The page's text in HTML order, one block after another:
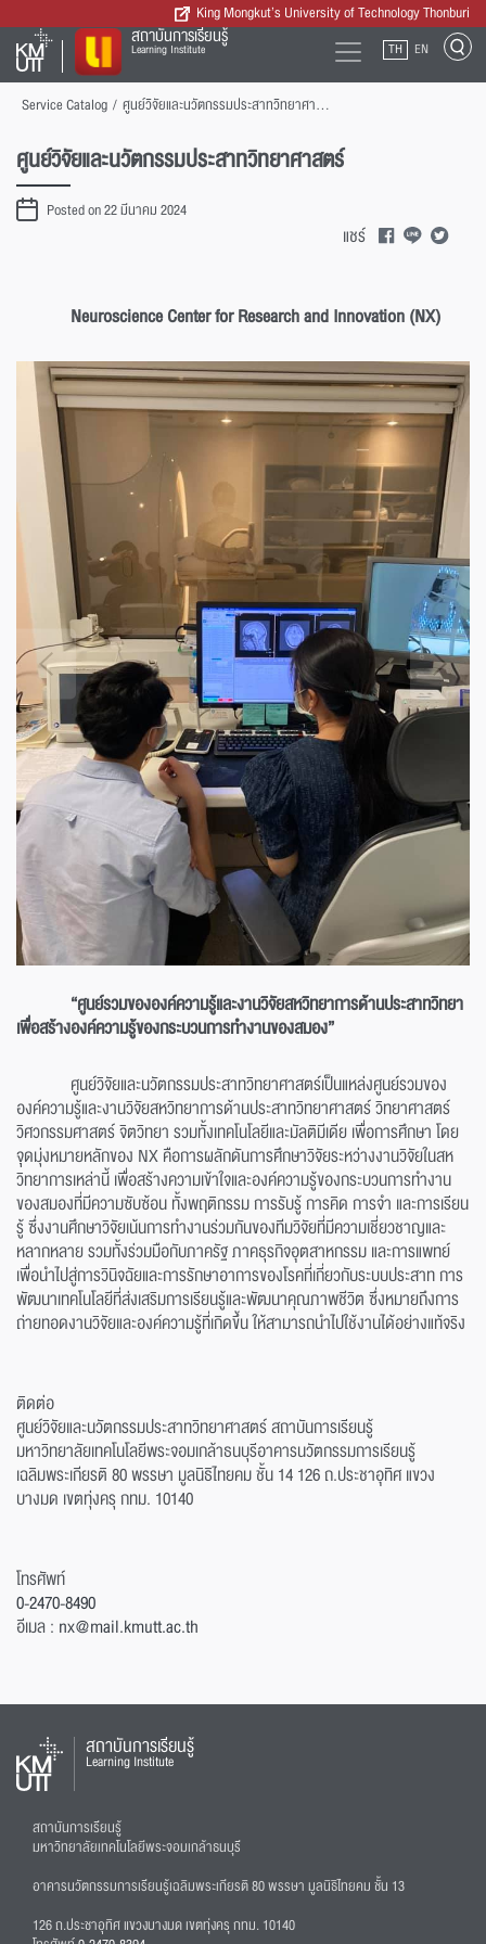
King Mongkut’s University of Technology Thonburi
สถาบันการเรียนรู้
Learning Institute TH EN
Service Catalog / ศูนย์วิจัยและนวัตกรรมประสาทวิทยาศาสตร์
ศูนย์วิจัยและนวัตกรรมประสาทวิทยาศาสตร์
Posted on 22 มีนาคม 2024
แชร์
Neuroscience Centerfor Research and Innovation(NX)
“ศูนย์รวมขององค์ความรู้และงานวิจัยสหวิทยาการด้านประสาทวิทยา
เพื่อสร้างองค์ความรู้ของกระบวนการทำงานของสมอง”
ศูนย์วิจัยและนวัตกรรมประสาทวิทยาศาสตร์เป็นแหล่งศูนย์รวมของ
องค์ความรู้และงานวิจัยสหวิทยาการด้านประสาทวิทยาศาสตร์ วิทยาศาสตร์
วิศวกรรมศาสตร์ จิตวิทยา รวมทั้งเทคโนโลยีและมัลติมีเดีย เพื่อการศึกษา โดย
จุดมุ่งหมายหลักของ NX คือการผลักดันการศึกษาวิจัยระหว่างงานวิจัยในสห
วิทยาการเหล่านี้ เพื่อสร้างความเข้าใจและองค์ความรู้ของกระบวนการทำงาน
ของสมองที่มีความซับซ้อน ทั้งพฤติกรรม การรับรู้ การคิด การจำ และการเรียน
รู้ ซึ่งงานศึกษาวิจัยเน้นการทำงานร่วมกันของทีมวิจัยที่มีความเชี่ยวชาญและ
หลากหลาย รวมทั้งร่วมมือกับภาครัฐ ภาคธุรกิจอุตสาหกรรม และการแพทย์
เพื่อนำไปสู่การวินิจฉัยและการรักษาอาการของโรคที่เกี่ยวกับระบบประสาท การ
พัฒนาเทคโนโลยีที่ส่งเสริมการเรียนรู้และพัฒนาคุณภาพชีวิต ซึ่งหมายถึงการ
ถ่ายทอดงานวิจัยและองค์ความรู้ที่เกิดขึ้น ให้สามารถนำไปใช้งานได้อย่างแท้จริง
ติดต่อ
ศูนย์วิจัยและนวัตกรรมประสาทวิทยาศาสตร์ สถาบันการเรียนรู้
มหาวิทยาลัยเทคโนโลยีพระจอมเกล้าธนบุรีอาคารนวัตกรรมการเรียนรู้
เฉลิมพระเกียรติ 80 พรรษา มูลนิธิไทยคม ชั้น 14 126 ถ.ประชาอุทิศ แขวง
บางมด เขตทุ่งครุ กทม. 10140
โทรศัพท์
0-2470-8490
อีเมล : nx@mail.kmutt.ac.th
สถาบันการเรียนรู้
Learning Institute
สถาบันการเรียนรู้
มหาวิทยาลัยเทคโนโลยีพระจอมเกล้าธนบุรี
อาคารนวัตกรรมการเรียนรู้เฉลิมพระเกียรติ 80 พรรษา มูลนิธิไทยคม ชั้น 13
126 ถ.ประชาอุทิศ แขวงบางมด เขตทุ่งครุ กทม. 10140